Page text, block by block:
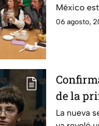
entre
México
cerca,
06 agosto,
de la
La nueva